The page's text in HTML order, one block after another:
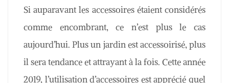
Si auparavant les accessoires étaient considérés
comme encombrant, ce n’est plus le cas
aujourd’hui. Plus un jardin est accessoirisé, plus
il sera tendance et attrayant à la fois. Cette année
2019, l’utilisation d’accessoires est apprécié quel